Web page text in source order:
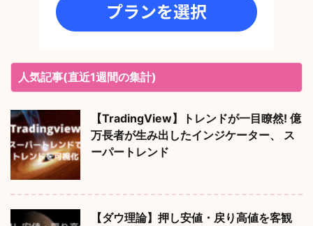
人気記事(直近1週間の集計)
【TradingView】トレンドが一目瞭然! 億
万長者が生み出したインジケーター、 ス
ーパートレンド
【ダウ理論】押し安値・戻り高値を客観